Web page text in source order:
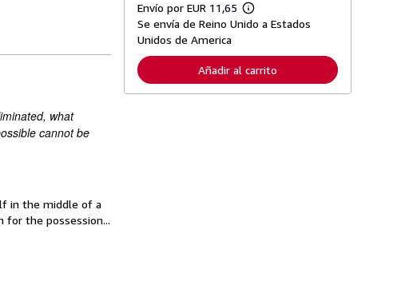
what
cannot be
in the middle of a
for the possession...
b
e
a
Envío por EUR 11,65
M
á
f
o
r
Se envía de Reino Unido a Estados
Unidos de America
Añadir al carrito